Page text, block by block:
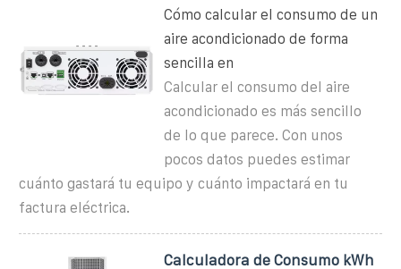
Cómo calcular el consumo de un
aire acondicionado de forma
sencilla en
Calcular el consumo del aire
acondicionado es más sencillo
de lo que parece. Con unos
pocos datos puedes estimar
cuánto gastará tu equipo y cuánto impactará en tu
factura eléctrica.
Calculadora de Consumo kWh